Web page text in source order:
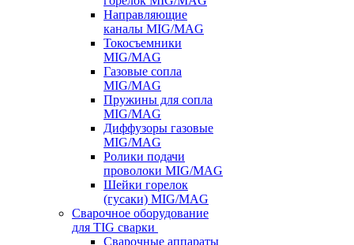
Направляющие
каналы MIG/MAG
Токосъемники
MIG/MAG
Газовые сопла
MIG/MAG
Пружины для сопла
MIG/MAG
Диффузоры газовые
MIG/MAG
Ролики подачи
проволоки MIG/MAG
Шейки горелок
(гусаки) MIG/MAG
Сварочное оборудование
для TIG сварки
Сварочные аппараты